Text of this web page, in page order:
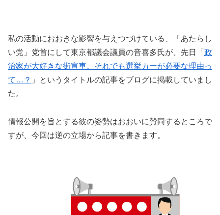
私の活動におおきな影響を与えつづけている、「あたらし
い党」党首にして東京都議会議員の音喜多氏が、先日「 政
治家が大好きな街宣車。それでも選挙カーが必要な理由っ
て…？ 」というタイトルの記事をブログに掲載していまし
た。
情報公開を旨とする彼の姿勢はおおいに賛同するところで
すが、今回は逆の立場から記事を書きます。